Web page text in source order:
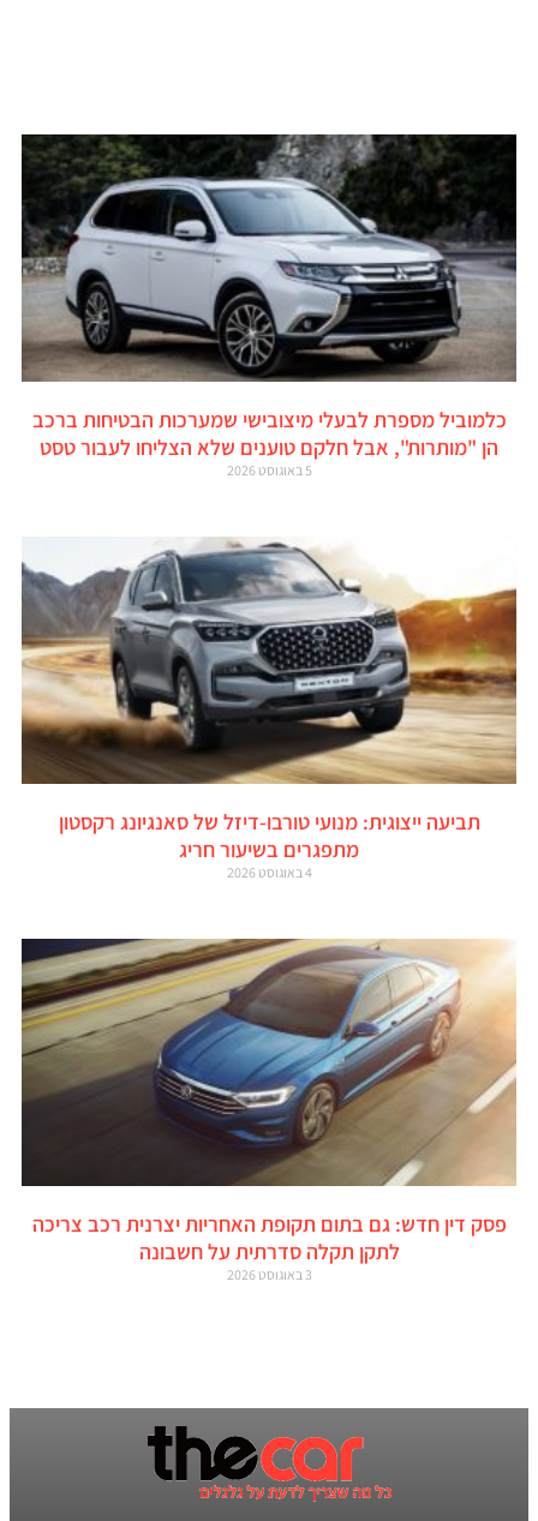
כלמוביל מספרת לבעלי מיצובישי שמערכות הבטיחות ברכב
הן "מותרות", אבל חלקם טוענים שלא הצליחו לעבור טסט
5 באוגוסט 2026
תביעה ייצוגית: מנועי טורבו-דיזל של סאנגיונג רקסטון
מתפגרים בשיעור חריג
4 באוגוסט 2026
פסק דין חדש: גם בתום תקופת האחריות יצרנית רכב צריכה
לתקן תקלה סדרתית על חשבונה
3 באוגוסט 2026